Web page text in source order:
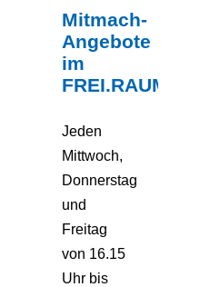
Mitmach-
Angebote
im
FREI.RAUM
Jeden
Mittwoch,
Donnerstag
und
Freitag
von 16.15
Uhr bis